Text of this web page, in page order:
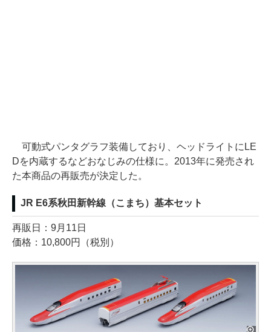
可動式パンタグラフ装備しており、ヘッドライトにLE
Dを内蔵するなどおなじみの仕様に。2013年に発売され
た本商品の再販売が決定した。
JR E6系秋田新幹線（こまち）基本セット
再販日：9月11日
価格：10,800円（税別）